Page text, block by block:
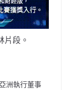
片段。
洲執行董事